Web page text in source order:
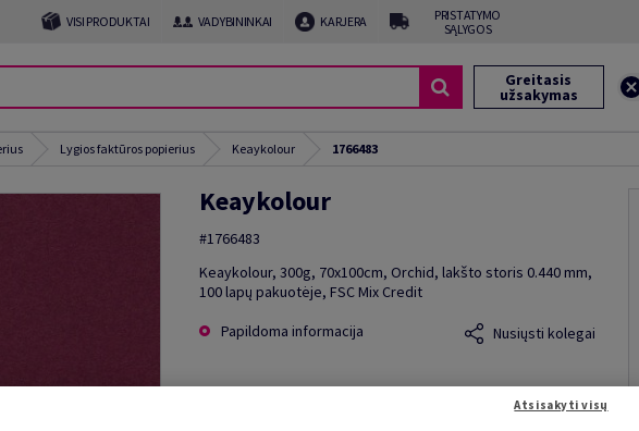
VISI PRODUKTAI VADYBININKAI KARJERA
PRISTATYMO
SĄLYGOS
Greitasis
užsakymas
Lygios faktūros popierius Keaykolour 1766483
Keaykolour
#1766483
Keaykolour, 300g, 70x100cm, Orchid, lakšto storis 0.440 mm,
100 lapų pakuotėje, FSC Mix Credit
Papildoma informacija
Nusiųsti kolegai
Atsisakyti visų